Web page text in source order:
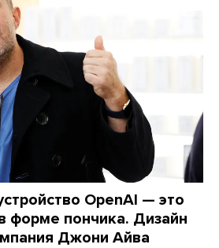
OpenAI — это
форме пончика. Дизайн
Джони Айва